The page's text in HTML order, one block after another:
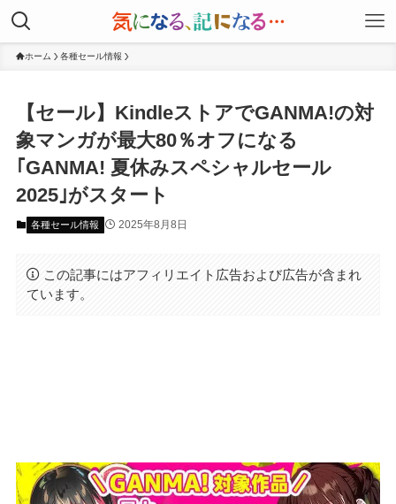
ホーム 各種セール情報
【セール】KindleストアでGANMA!の対
象マンガが最大80％オフになる
｢GANMA! 夏休みスペシャルセール
2025｣がスタート
各種セール情報 2025年8月8日
この記事にはアフィリエイト広告および広告が含まれ
ています。